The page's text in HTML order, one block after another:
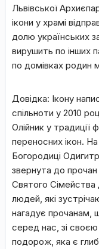
Львівської
ікони у храмі
долю українських
вирушить по інших
по домівках родин
Довідка: Ікону
спільноти у 2010
Олійник у традиції
переносних ікон.
Богородиці
звернута до
Святого
людей, які
нагадує прочанам,
серед нас, зі
подорож, яка є